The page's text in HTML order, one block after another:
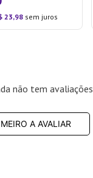
23,98sem juros
não tem avaliações
A AVALIAR